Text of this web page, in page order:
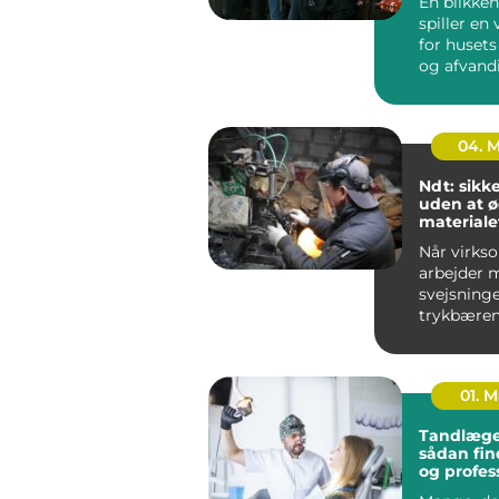
spiller en
for
og
04.
Ndt:
uden at
Når
arbejder
fe...
01.
sådan
og